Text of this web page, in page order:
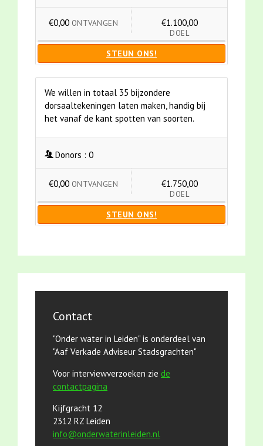
€0,00 ONTVANGEN €1.100,00
DOEL
STEUN ONS!
We willen in totaal 35 bijzondere
dorsaaltekeningen laten maken, handig bij
het vanaf de kant spotten van soorten.
Donors : 0
€0,00 ONTVANGEN €1.750,00
DOEL
STEUN ONS!
Contact
"Onder water in Leiden" is onderdeel van
"Aaf Verkade Adviseur Stadsgrachten"
Voor interviewverzoeken zie de
contactpagina
Kijfgracht 12
2312 RZ Leiden
info@onderwaterinleiden.nl